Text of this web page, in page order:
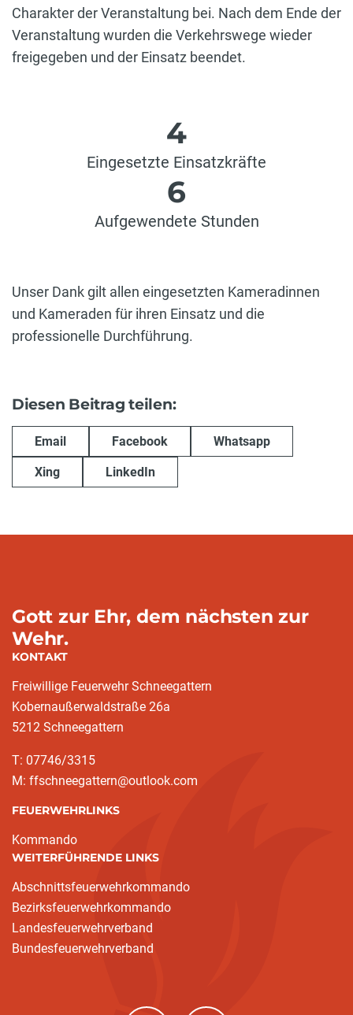
Charakter der Veranstaltung bei. Nach dem Ende der
Veranstaltung wurden die Verkehrswege wieder
freigegeben und der Einsatz beendet.
4
Eingesetzte Einsatzkräfte
6
Aufgewendete Stunden
Unser Dank gilt allen eingesetzten Kameradinnen
und Kameraden für ihren Einsatz und die
professionelle Durchführung.
Diesen Beitrag teilen:
Email Facebook Whatsapp
Xing LinkedIn
Gott zur Ehr, dem nächsten zur
Wehr.
KONTAKT
Freiwillige Feuerwehr Schneegattern
Kobernaußerwaldstraße 26a
5212 Schneegattern
T: 07746/3315
M: ffschneegattern@outlook.com
FEUERWEHRLINKS
Kommando
WEITERFÜHRENDE LINKS
Abschnittsfeuerwehrkommando
Bezirksfeuerwehrkommando
Landesfeuerwehrverband
Bundesfeuerwehrverband